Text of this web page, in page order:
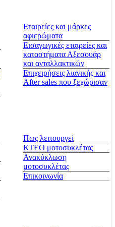
Εταιρείες και μάρκες
αφιερώματα
Εισαγωγικές εταιρείες και
καταστήματα Αξεσουάρ
και ανταλλακτικών
Επιχειρήσεις λιανικής και
After sales που ξεχώρισαν
Πως λειτουργεί
ΚΤΕΟ μοτοσυκλέτας
Ανακύκλωση
μοτοσυκλέτας
Επικοινωνία